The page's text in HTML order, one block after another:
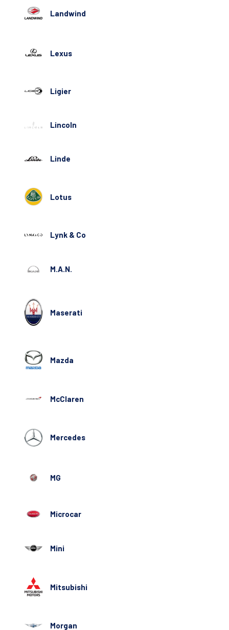
Landwind
Lexus
Ligier
Lincoln
Linde
Lotus
Lynk & Co
M.A.N.
Maserati
Mazda
McClaren
Mercedes
MG
Microcar
Mini
Mitsubishi
Morgan